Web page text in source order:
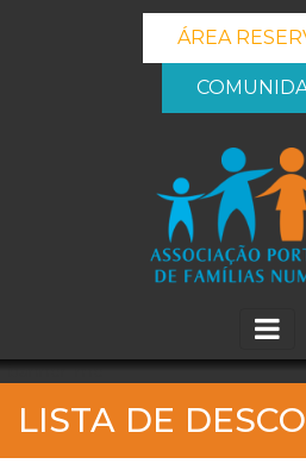
ÁREA
_banner_me_
LISTA DE